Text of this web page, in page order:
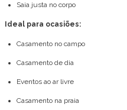
Saia justa no corpo
Ideal para ocasiões:
Casamento no campo
Casamento de dia
Eventos ao ar livre
Casamento na praia